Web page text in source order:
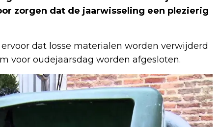
zorgen dat de jaarwisseling een plezierig
dat losse materialen worden verwijderd
voor oudejaarsdag worden afgesloten.